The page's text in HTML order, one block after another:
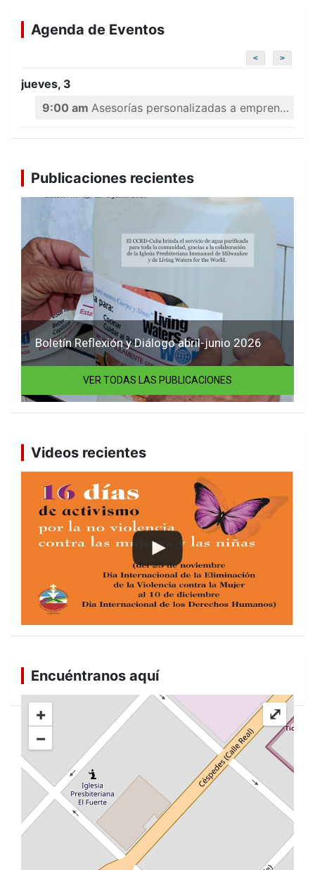
Agenda de Eventos
< >
jueves, 3
9:00 am Asesorías personalizadas a emprendedores
Publicaciones recientes
Boletín Reflexión y Diálogo abril-junio 2026
VER TODAS LAS PUBLICACIONES
Videos recientes
Encuéntranos aquí
+
−
⤢